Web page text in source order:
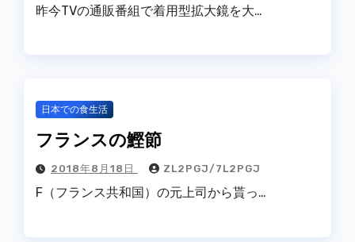
昨今TVの通販番組で着用型拡大鏡を大…
日本での食生活
フランスの鰹節
2018年8月18日 ZL2PGJ/7L2PGJ
F（フランス共和国）の元上司から貰っ…